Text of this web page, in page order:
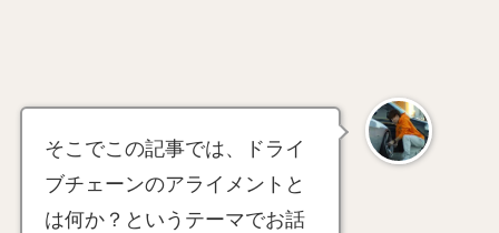
そこでこの記事では、ドライ
ブチェーンのアライメントと
は何か？というテーマでお話